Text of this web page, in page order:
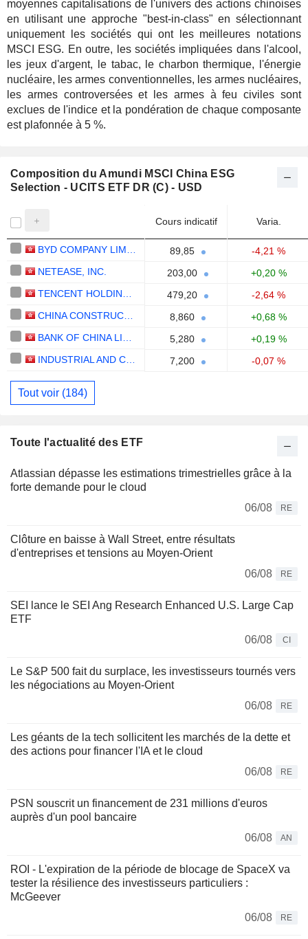
moyennes capitalisations de l'univers des actions chinoises
en utilisant une approche "best-in-class" en sélectionnant
uniquement les sociétés qui ont les meilleures notations
MSCI ESG. En outre, les sociétés impliquées dans l'alcool,
les jeux d'argent, le tabac, le charbon thermique, l'énergie
nucléaire, les armes conventionnelles, les armes nucléaires,
les armes controversées et les armes à feu civiles sont
exclues de l'indice et la pondération de chaque composante
est plafonnée à 5 %.
Composition du Amundi MSCI China ESG
Selection - UCITS ETF DR (C) - USD
Cours indicatif Varia.
89,85
-4,21 %
NETEASE, INC.
203,00
+0,20 %
479,20
-2,64 %
8,860
+0,68 %
5,280
+0,19 %
7,200 -0,07 %
Tout voir (184)
Toute l'actualité des ETF
Atlassian dépasse les estimations trimestrielles grâce à la
forte demande pour le cloud
06/08
RE
Clôture en baisse à Wall Street, entre résultats
d'entreprises et tensions au Moyen-Orient
06/08
RE
SEI lance le SEI Ang Research Enhanced U.S. Large Cap
ETF
06/08
CI
Le S&P 500 fait du surplace, les investisseurs tournés vers
les négociations au Moyen-Orient
06/08
RE
Les géants de la tech sollicitent les marchés de la dette et
des actions pour financer l'IA et le cloud
06/08
RE
PSN souscrit un financement de 231 millions d'euros
auprès d'un pool bancaire
06/08
AN
ROI - L'expiration de la période de blocage de SpaceX va
tester la résilience des investisseurs particuliers :
McGeever
06/08
RE